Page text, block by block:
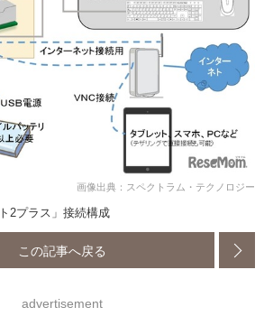
画像出典：スペクトラム・テクノロジー
2プラス」接続構成
この記事へ戻る
advertisement